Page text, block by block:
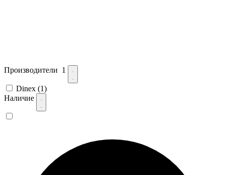
Производители 1
Dinex (1)
Наличие